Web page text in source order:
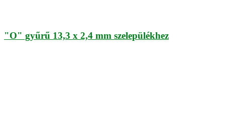
"O" gyűrű 13,3 x 2,4 mm szelepülékhez